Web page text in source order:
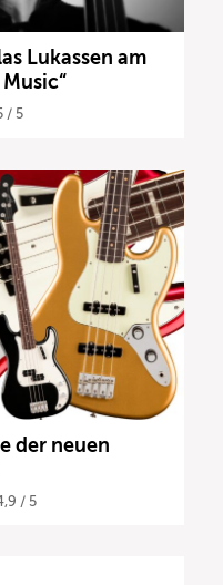
Lukassen am
/ 5
der neuen
/ 5